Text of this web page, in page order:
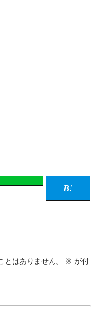
とはありません。 ※ が付